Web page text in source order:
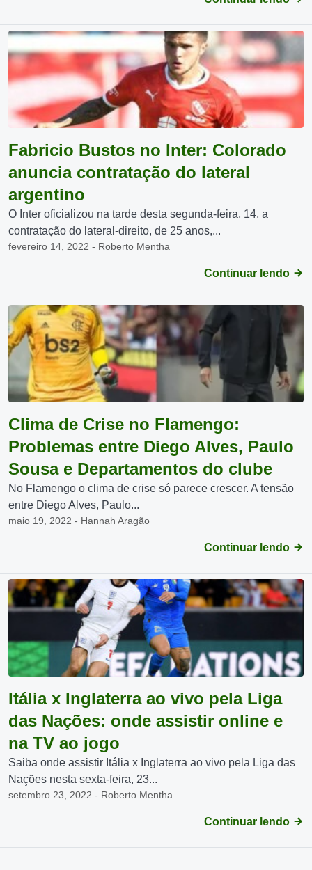
Fabricio Bustos no Inter: Colorado
anuncia contratação do lateral
argentino
O Inter oficializou na tarde desta segunda-feira, 14, a
contratação do lateral-direito, de 25 anos,...
fevereiro 14, 2022 - Roberto Mentha
Continuar lendo
Clima de Crise no Flamengo:
Problemas entre Diego Alves, Paulo
Sousa e Departamentos do clube
No Flamengo o clima de crise só parece crescer. A tensão
entre Diego Alves, Paulo...
maio 19, 2022 - Hannah Aragão
Continuar lendo
Itália x Inglaterra ao vivo pela Liga
das Nações: onde assistir online e
na TV ao jogo
Saiba onde assistir Itália x Inglaterra ao vivo pela Liga das
Nações nesta sexta-feira, 23...
setembro 23, 2022 - Roberto Mentha
Continuar lendo